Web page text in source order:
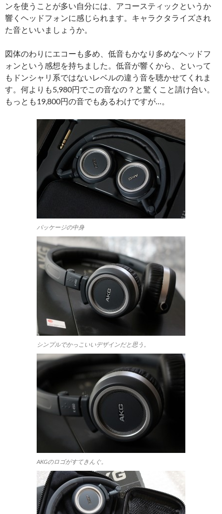
ンを使うことが多い自分には、アコースティックというか
響くヘッドフォンに感じられます。キャラクタライズされ
た音といいましょうか。
図体のわりにエコーも多め、低音もかなり多めなヘッドフ
ォンという感想を持ちました。低音が響くから、といって
もドンシャリ系ではないレベルの違う音を聴かせてくれま
す。何よりも5,980円でこの音なの？と驚くこと請け合い。
もっとも19,800円の音でもあるわけですが…。
パッケージの中身
シンプルでかっこいいデザインだと思う。
AKGのロゴがすてきんぐ。